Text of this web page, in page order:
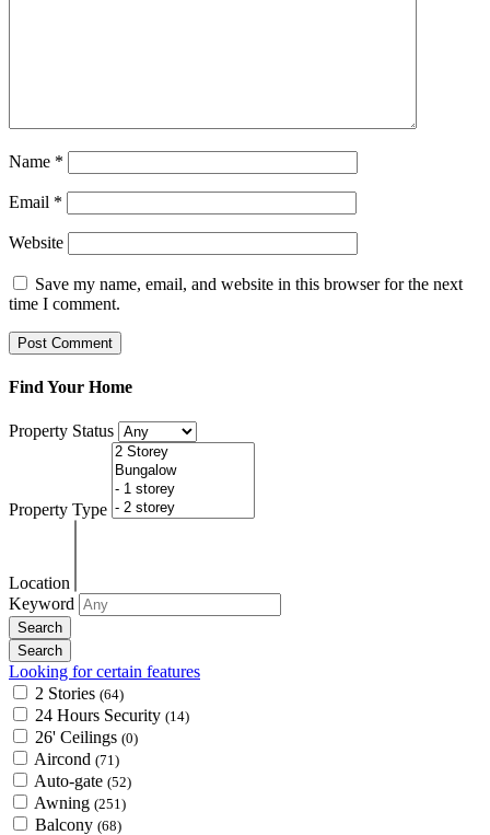
Name *
Email *
Website
Save my name, email, and website in this browser for the next
time I comment.
Find Your Home
Property Status
Property Type
Location
Keyword
Looking for certain features
2 Stories (64)
24 Hours Security (14)
26' Ceilings (0)
Aircond (71)
Auto-gate (52)
Awning (251)
Balcony (68)